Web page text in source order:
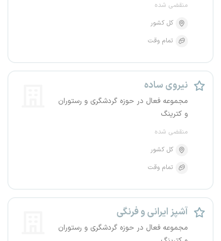
منقضی شده
کل کشور
تمام وقت
نیروی ساده
مجموعه فعال در حوزه گردشگری و رستوران
و کترینگ
منقضی شده
کل کشور
تمام وقت
آشپز ایرانی و فرنگی
مجموعه فعال در حوزه گردشگری و رستوران